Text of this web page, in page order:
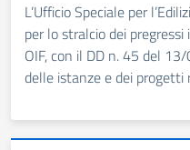
L’Ufficio Speciale per
per lo stralcio dei
OIF, con il DD n. 45 del
delle istanze e dei